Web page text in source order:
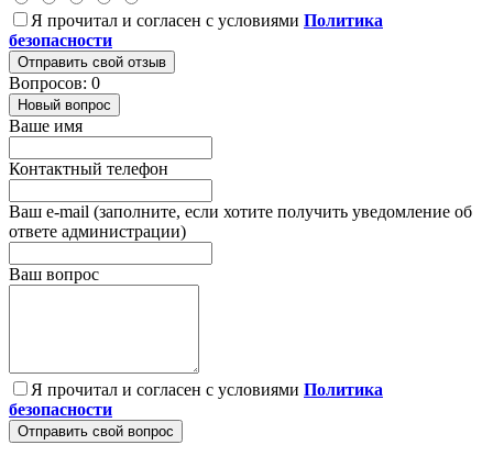
Я прочитал и согласен с условиями Политика
безопасности
Отправить свой отзыв
Вопросов: 0
Новый вопрос
Ваше имя
Контактный телефон
Ваш e-mail (заполните, если хотите получить уведомление об
ответе администрации)
Ваш вопрос
Я прочитал и согласен с условиями Политика
безопасности
Отправить свой вопрос